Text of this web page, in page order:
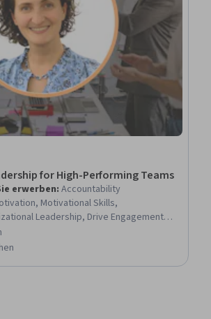
for High-Performing Teams
erwerben:Accountability
Motivational Skills,
Leadership, Drive Engagement,
With Ambiguity, Leadership,
Team Performance Management,
Sternen